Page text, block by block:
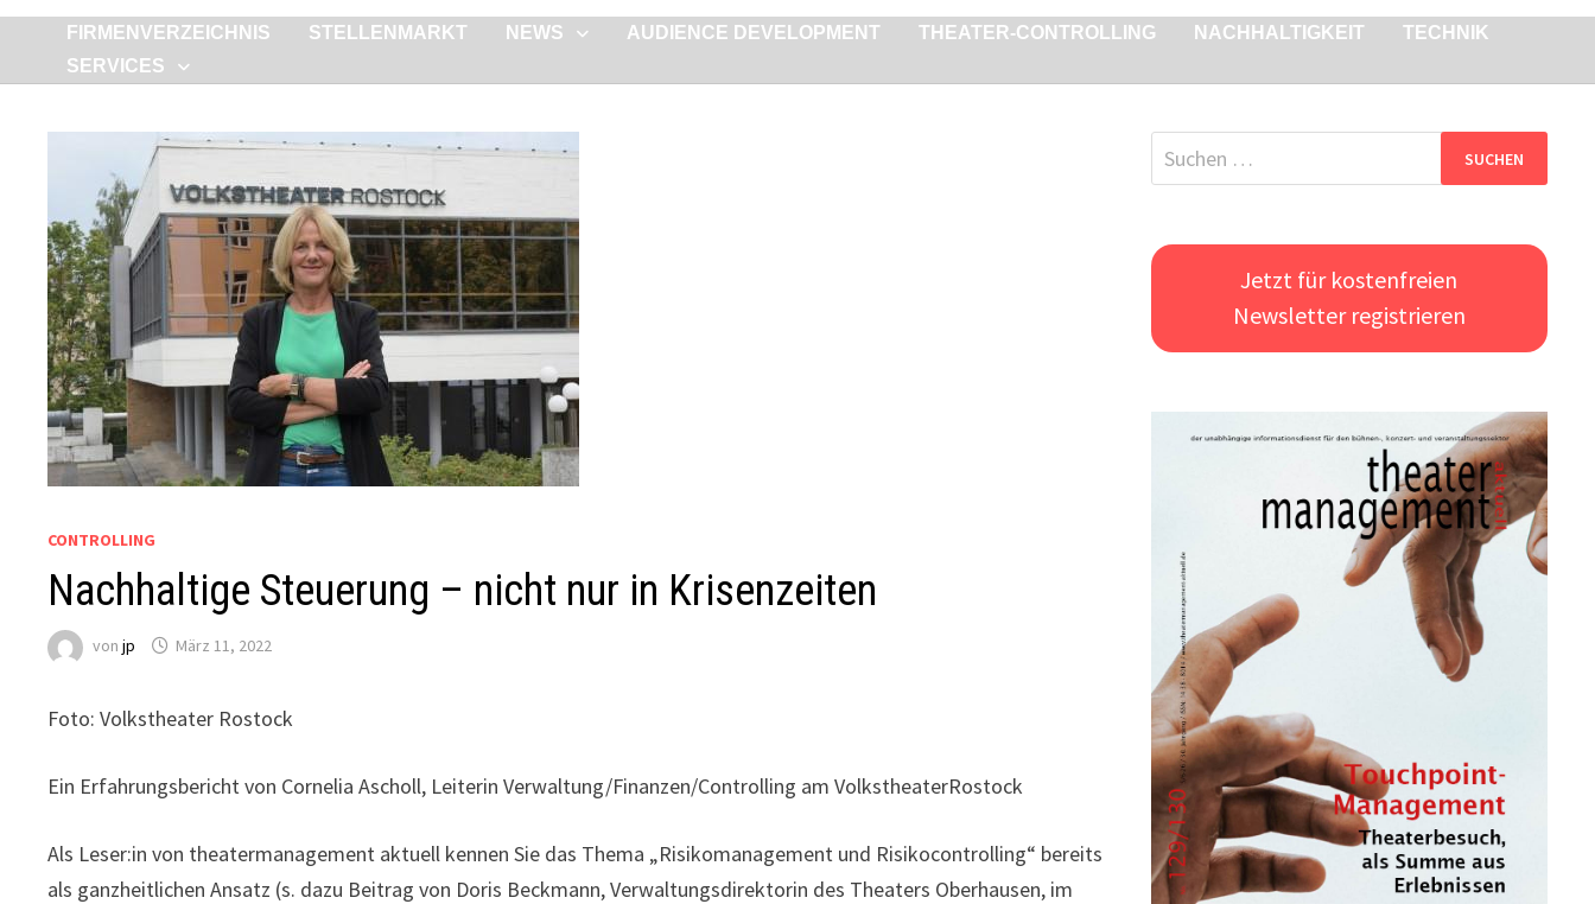
FIRMENVERZEICHNIS STELLENMARKT NEWS AUDIENCE DEVELOPMENT THEATER-CONTROLLING NACHHALTIGKEIT
TECHNIK
SERVICES
CONTROLLING
Nachhaltige Steuerung – nicht nur in Krisenzeiten
vonjp März 11, 2022
Foto: Volkstheater Rostock
Ein Erfahrungsbericht von Cornelia Ascholl, Leiterin Verwaltung/Finanzen/Controlling am VolkstheaterRostock
Als Leser:in von theatermanagement aktuell kennen Sie das Thema „Risikomanagement und Risikocontrolling“ bereits
als ganzheitlichen Ansatz (s. dazu Beitrag von Doris Beckmann, Verwaltungsdirektorin des Theaters Oberhausen, im
Suchen
nach:
Jetzt für kostenfreien
Newsletter registrieren